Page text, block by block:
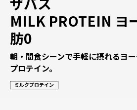
MILK PROTEIN ヨ
肪0
朝・間食シーンで手軽に摂れるヨ
プロテイン。
ミルクプロテイン